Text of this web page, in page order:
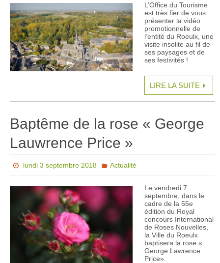
L’Office du Tourisme
est très fier de vous
présenter la vidéo
promotionnelle de
l’entité du Roeulx, une
visite insolite au fil de
ses paysages et de
ses festivités !
LIRE LA SUITE
Baptême de la rose « George
Lauwrence Price »
lundi 3 septembre 2018 Actualité
Le vendredi 7
septembre, dans le
cadre de la 55e
édition du Royal
concours International
de Roses Nouvelles,
la Ville du Roeulx
baptisera la rose «
George Lawrence
Price».